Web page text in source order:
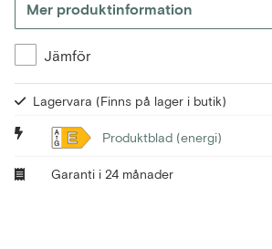
Gå till kassan
Mer produktinformation
Jämför
Lagervara (Finns på lager i butik)
E Produktblad (energi)
Garanti i 24 månader